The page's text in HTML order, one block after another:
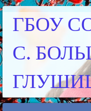
ГБОУ
С.